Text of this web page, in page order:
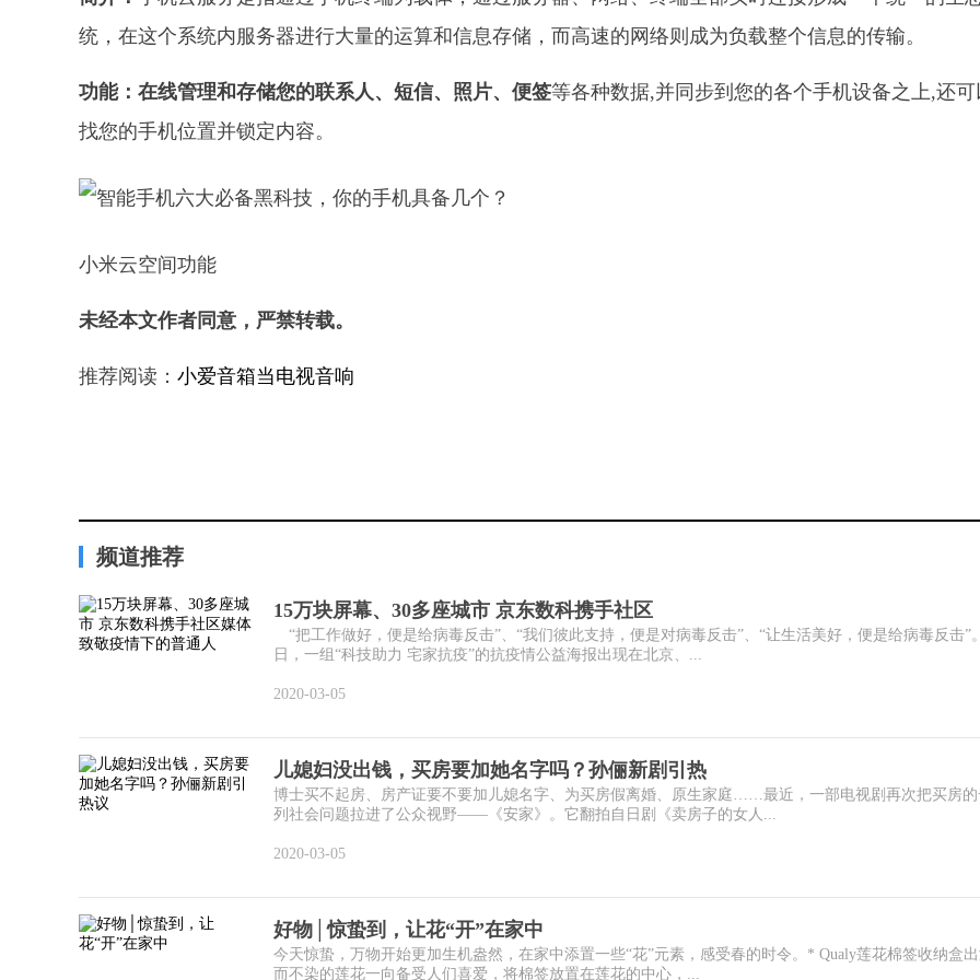
统，在这个系统内服务器进行大量的运算和信息存储，而高速的网络则成为负载整个信息的传输。
功能： 在线管理和存储您的联系人、短信、照片、便签等各种数据,并同步到您的各个手机设备之上,还可
找您的手机位置并锁定内容。
小米云空间功能
未经本文作者同意，严禁转载。
推荐阅读： 小爱音箱当电视音响
频道推荐
15万块屏幕、30多座城市 京东数科携手社区
“把工作做好，便是给病毒反击”、“我们彼此支持，便是对病毒反击”、“让生活美好，便是给病毒反击”
日，一组“科技助力 宅家抗疫”的抗疫情公益海报出现在北京、...
2020-03-05
儿媳妇没出钱，买房要加她名字吗？孙俪新剧引热
博士买不起房、房产证要不要加儿媳名字、为买房假离婚、原生家庭……最近，一部电视剧再次把买房
列社会问题拉进了公众视野——《安家》。它翻拍自日剧《卖房子的女人...
2020-03-05
好物│惊蛰到，让花“开”在家中
今天惊蛰，万物开始更加生机盎然，在家中添置一些“花”元素，感受春的时令。* Qualy莲花棉签收纳盒
而不染的莲花一向备受人们喜爱，将棉签放置在莲花的中心，...